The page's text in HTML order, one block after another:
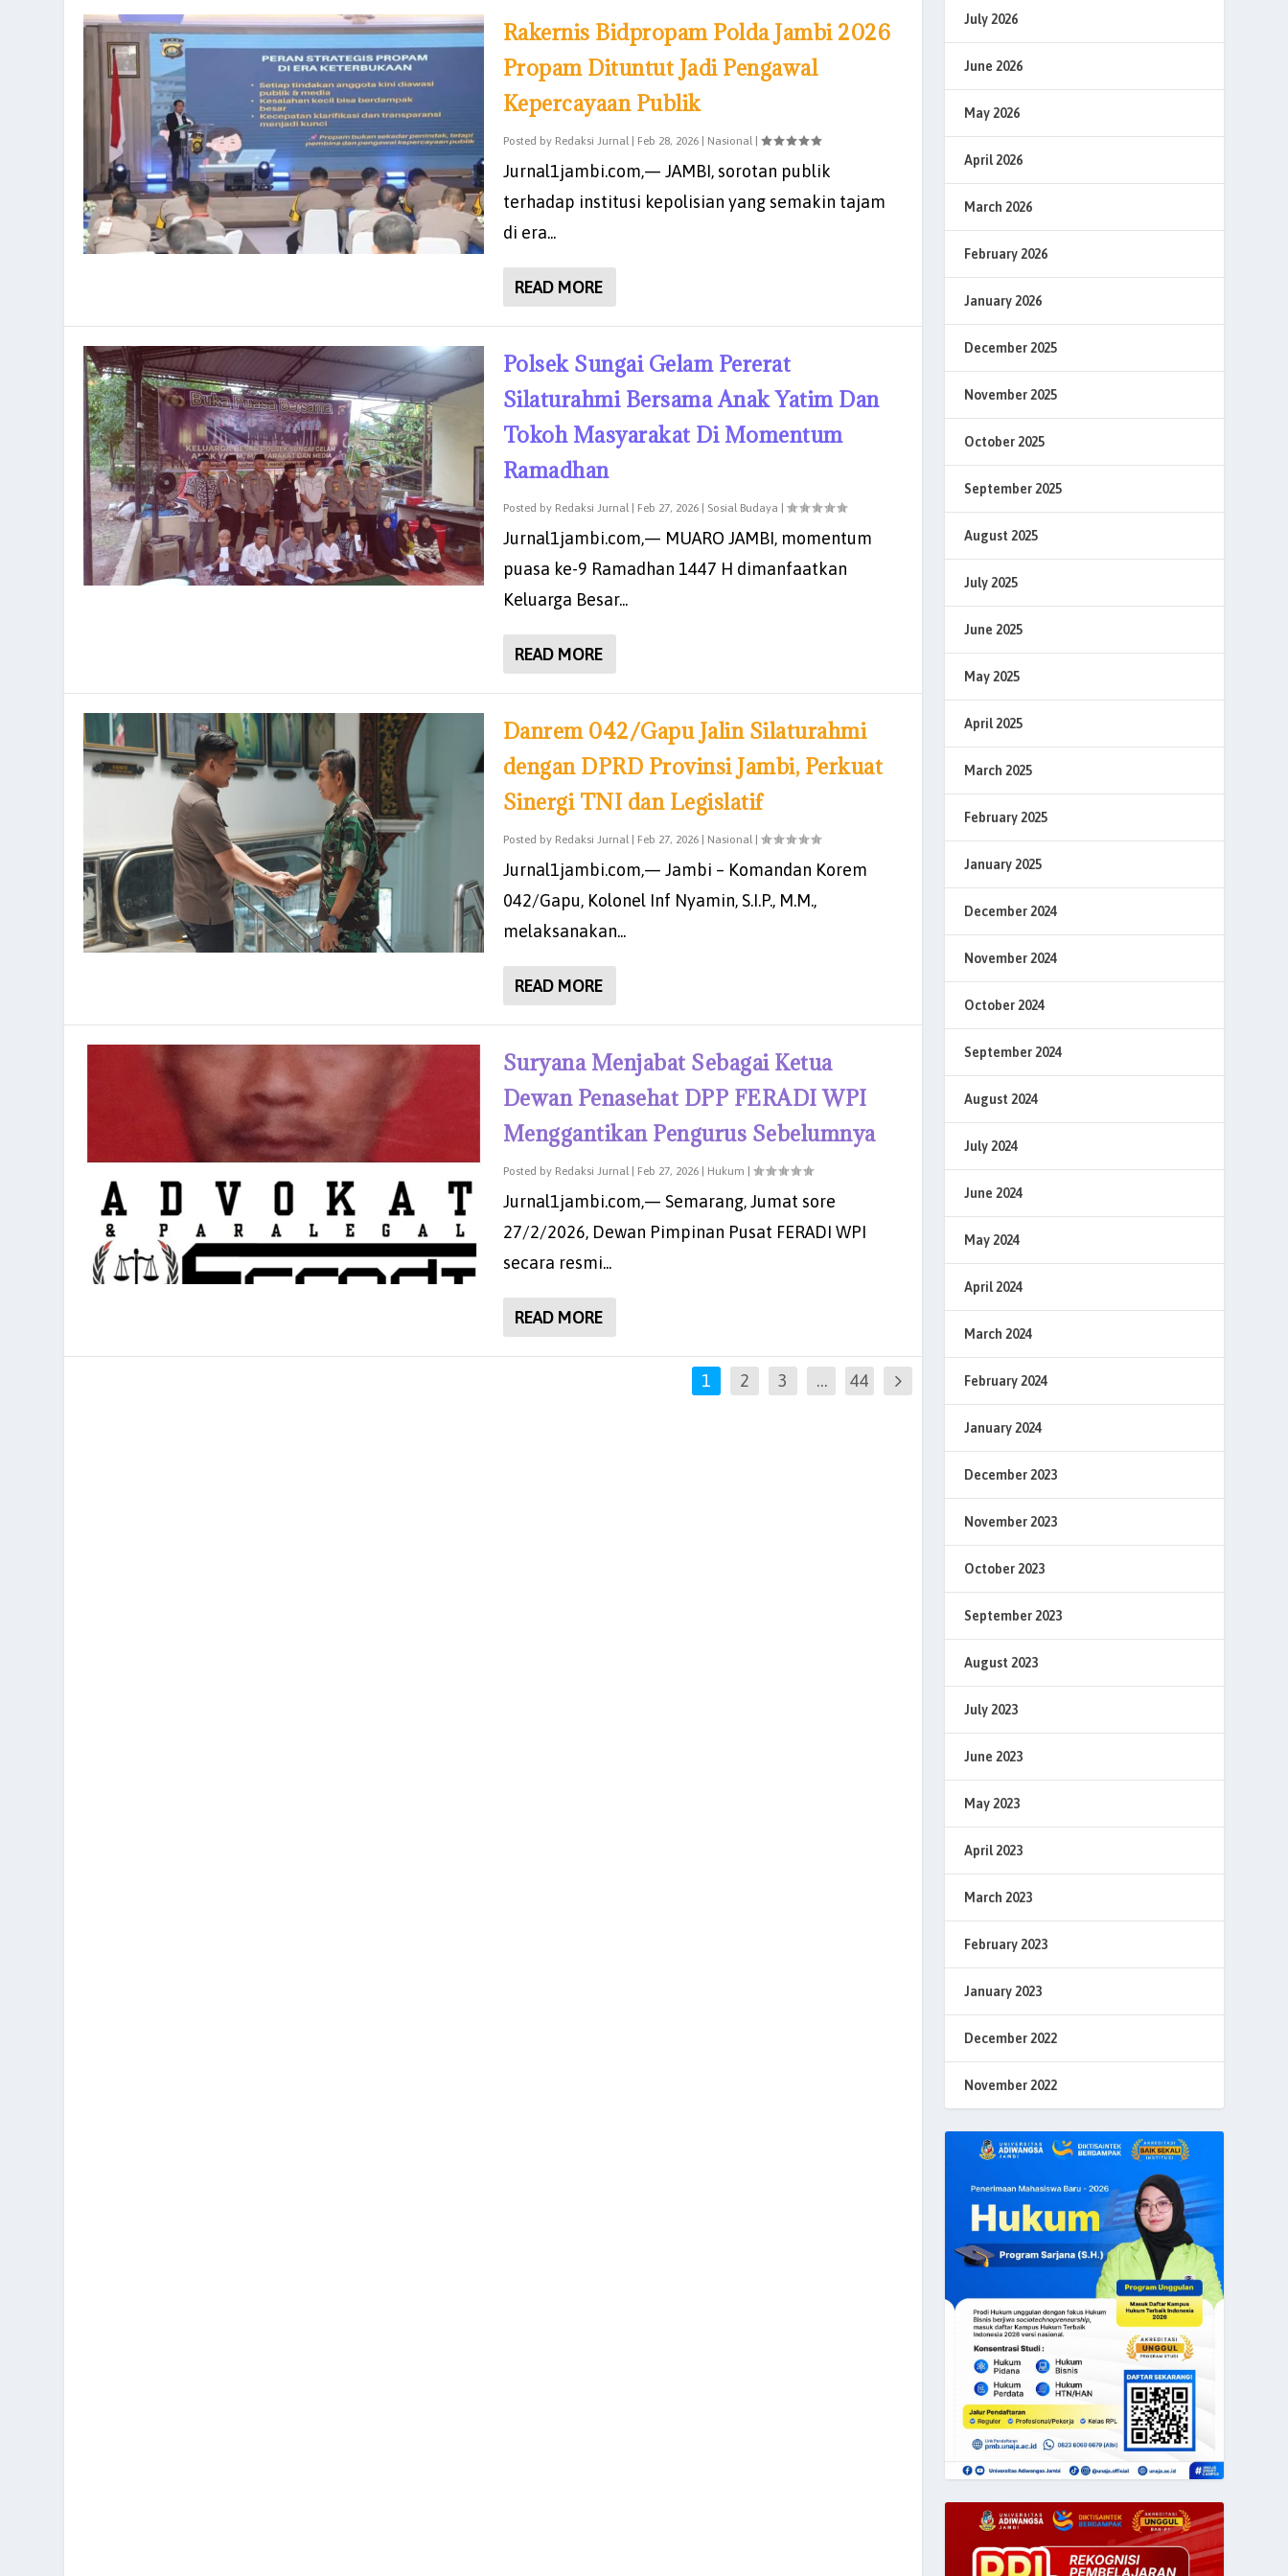
Rakernis Bidpropam Polda Jambi 2026
Propam Dituntut Jadi Pengawal
Kepercayaan Publik
Posted by Redaksi Jurnal| Feb 28, 2026| Nasional|
Jurnal1jambi.com,— JAMBI, sorotan publik
terhadap institusi kepolisian yang semakin tajam
di era...
READ MORE
Polsek Sungai Gelam Pererat
Silaturahmi Bersama Anak Yatim Dan
Tokoh Masyarakat Di Momentum
Ramadhan
Posted by Redaksi Jurnal| Feb 27, 2026| Sosial Budaya
Jurnal1jambi.com,— MUARO JAMBI, momentum
puasa ke-9 Ramadhan 1447 H dimanfaatkan
Keluarga Besar...
READ MORE
Danrem 042/Gapu Jalin Silaturahmi
dengan DPRD Provinsi Jambi, Perkuat
Sinergi TNI dan Legislatif
Posted by Redaksi Jurnal| Feb 27, 2026| Nasional|
Jurnal1jambi.com,— Jambi – Komandan Korem
042/Gapu, Kolonel Inf Nyamin, S.I.P., M.M.,
melaksanakan...
READ MORE
Suryana Menjabat Sebagai Ketua
Dewan Penasehat DPP FERADI WPI
Menggantikan Pengurus Sebelumnya
Posted by Redaksi Jurnal| Feb 27, 2026| Hukum
Jurnal1jambi.com,— Semarang, Jumat sore
27/2/2026, Dewan Pimpinan Pusat FERADI WPI
secara resmi...
READ MORE
1 2 3 … 44
July 2026
June 2026
May 2026
April 2026
March 2026
February 2026
January 2026
December 2025
November 2025
October 2025
September 2025
August 2025
July 2025
June 2025
May 2025
April 2025
March 2025
February 2025
January 2025
December 2024
November 2024
October 2024
September 2024
August 2024
July 2024
June 2024
May 2024
April 2024
March 2024
February 2024
January 2024
December 2023
November 2023
October 2023
September 2023
August 2023
July 2023
June 2023
May 2023
April 2023
March 2023
February 2023
January 2023
December 2022
November 2022